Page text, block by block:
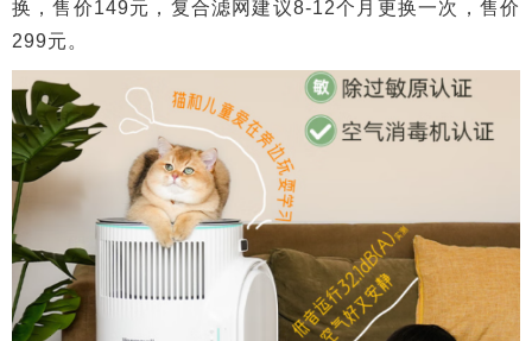
换，售价149元，复合滤网建议8-12个月更换一次，售价
299元。